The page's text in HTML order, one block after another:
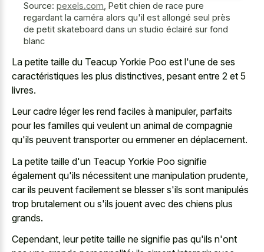
Source: pexels.com Petit chien de race pure
regardant la caméra alors qu'il est allongé seul près
de petit skateboard dans un studio éclairé sur fond
blanc
La petite taille du Teacup Yorkie Poo est l'une de ses
caractéristiques les plus distinctives, pesant entre 2 et 5
livres.
Leur cadre léger les rend faciles à manipuler, parfaits
pour les familles qui veulent un animal de compagnie
qu'ils peuvent transporter ou emmener en déplacement.
La petite taille d'un Teacup Yorkie Poo signifie
également qu'ils nécessitent une manipulation prudente,
car ils peuvent facilement se blesser s'ils sont manipulés
trop brutalement ou s'ils jouent avec des chiens plus
grands.
Cependant, leur petite taille ne signifie pas qu'ils n'ont